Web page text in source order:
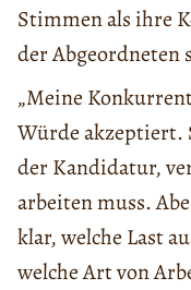
Stimmen als ihre
der
„Meine
Würde akzeptiert.
der Kandidatur,
arbeiten muss.
klar, welche Last
welche Art von